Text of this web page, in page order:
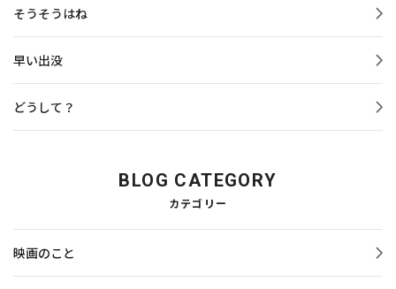
そうそうはね
早い出没
どうして？
BLOG CATEGORY
カテゴリー
映画のこと